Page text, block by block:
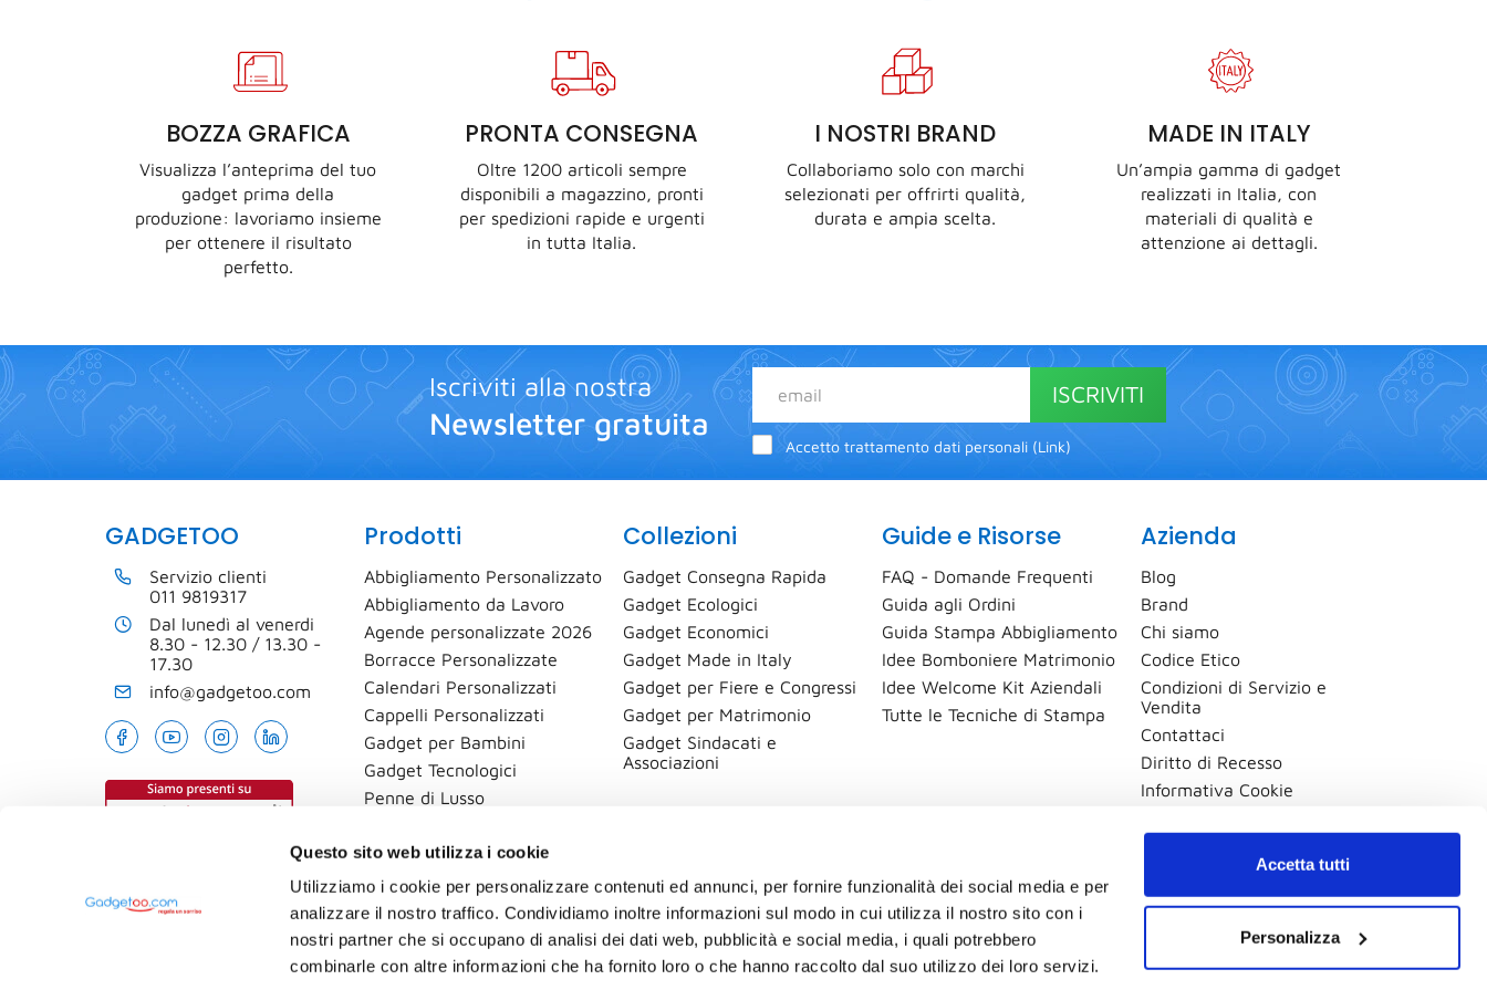
Questo sito web utilizza i cookie
Utilizziamo i cookie per personalizzare contenuti ed annunci, per fornire funzionalità dei social media e per
analizzare il nostro traffico. Condividiamo inoltre informazioni sul modo in cui utilizza il nostro sito con i
nostri partner che si occupano di analisi dei dati web, pubblicità e social media, i quali potrebbero
combinarle con altre informazioni che ha fornito loro o che hanno raccolto dal suo utilizzo dei loro servizi.
Accetta tutti
Personalizza
BOZZA GRAFICA
Visualizza l’anteprima del tuo
gadget prima della
produzione: lavoriamo insieme
per ottenere il risultato
perfetto.
PRONTA CONSEGNA
Oltre 1200 articoli sempre
disponibili a magazzino, pronti
per spedizioni rapide e urgenti
in tutta Italia.
I NOSTRI BRAND
Collaboriamo solo con marchi
selezionati per offrirti qualità,
durata e ampia scelta.
MADE IN ITALY
Un’ampia gamma di gadget
realizzati in Italia, con
materiali di qualità e
attenzione ai dettagli.
Iscriviti alla nostra
Newsletter gratuita
ISCRIVITI
Accetto trattamento dati personali (Link)
GADGETOO
Servizio clienti
011 9819317
Dal lunedì al venerdi
8.30 - 12.30 / 13.30 -
17.30
info@gadgetoo.com
Prodotti
Abbigliamento Personalizzato
Abbigliamento da Lavoro
Agende personalizzate 2026
Borracce Personalizzate
Calendari Personalizzati
Cappelli Personalizzati
Gadget per Bambini
Gadget Tecnologici
Penne di Lusso
Collezioni
Gadget Consegna Rapida
Gadget Ecologici
Gadget Economici
Gadget Made in Italy
Gadget per Fiere e Congressi
Gadget per Matrimonio
Gadget Sindacati e
Associazioni
Guide e Risorse
FAQ - Domande Frequenti
Guida agli Ordini
Guida Stampa Abbigliamento
Idee Bomboniere Matrimonio
Idee Welcome Kit Aziendali
Tutte le Tecniche di Stampa
Azienda
Blog
Brand
Chi siamo
Codice Etico
Condizioni di Servizio e
Vendita
Contattaci
Diritto di Recesso
Informativa Cookie
Procedura Whistleblowing
Modifica preferenze cookie